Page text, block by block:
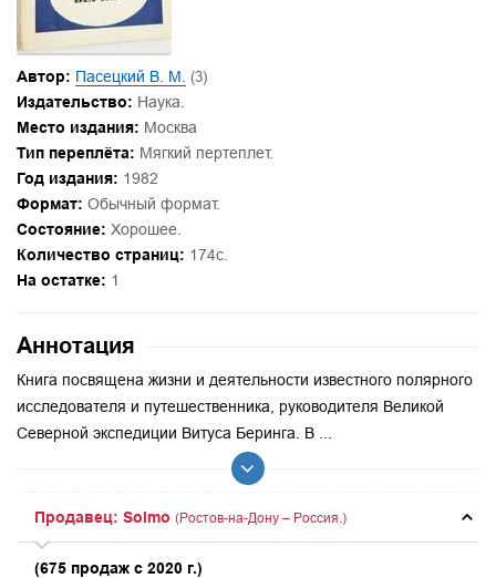
Автор: Пасецкий В. М. (3)
Издательство: Наука.
Место издания: Москва
Тип переплёта: Мягкий пертеплет.
Год издания: 1982
Формат: Обычный формат.
Состояние: Хорошее.
Количество страниц: 174с.
На остатке: 1
Аннотация
Книга посвящена жизни и деятельности известного полярного
исследователя и путешественника, руководителя Великой
Северной экспедиции Витуса Беринга. В ...
Продавец: Solmo (Ростов-на-Дону – Россия.)
(675 продаж с 2020 г.)